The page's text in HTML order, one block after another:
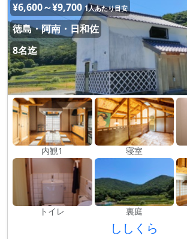
¥6,600～¥9,700 1人あたり目安
徳島・阿南・日和佐
8名迄
内観1 寝室
トイレ 裏庭
ししくら